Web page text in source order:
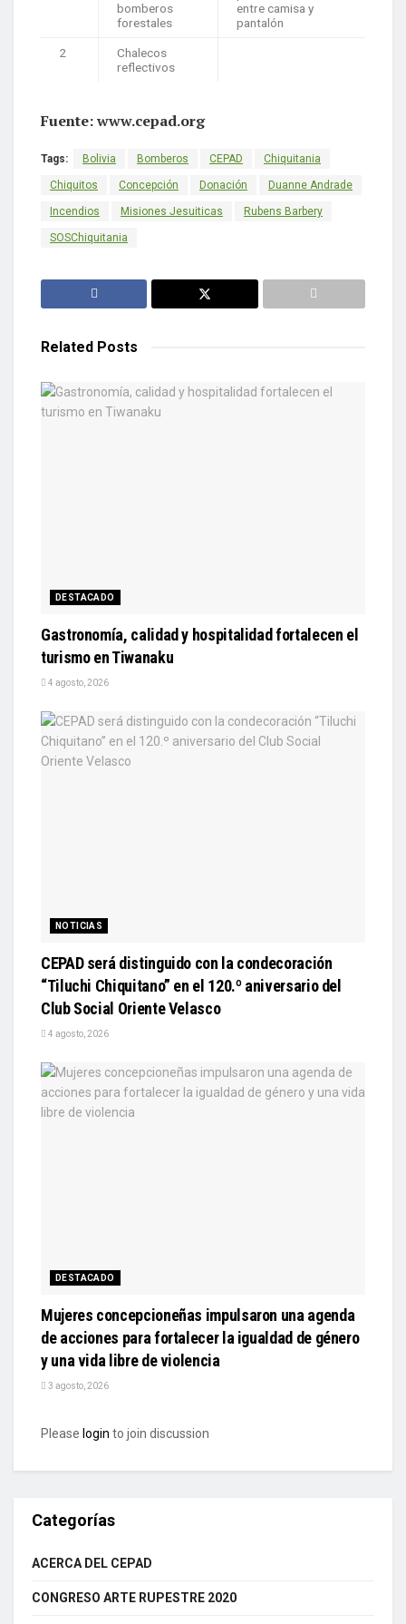
bomberos
forestales
entre camisa y
pantalón
2
Chalecos
reflectivos
Fuente: www.cepad.org
Tags: Bolivia Bomberos CEPAD Chiquitania
Chiquitos Concepción Donación Duanne Andrade
Incendios Misiones Jesuiticas Rubens Barbery
SOSChiquitania
Related Posts
DESTACADO
Gastronomía, calidad y hospitalidad fortalecen el
turismo en Tiwanaku
4 agosto, 2026
NOTICIAS
CEPAD será distinguido con la condecoración
“Tiluchi Chiquitano” en el 120.º aniversario del
Club Social Oriente Velasco
4 agosto, 2026
DESTACADO
Mujeres concepcioneñas impulsaron una agenda
de acciones para fortalecer la igualdad de género
y una vida libre de violencia
3 agosto, 2026
Please login to join discussion
Categorías
ACERCA DEL CEPAD
CONGRESO ARTE RUPESTRE 2020